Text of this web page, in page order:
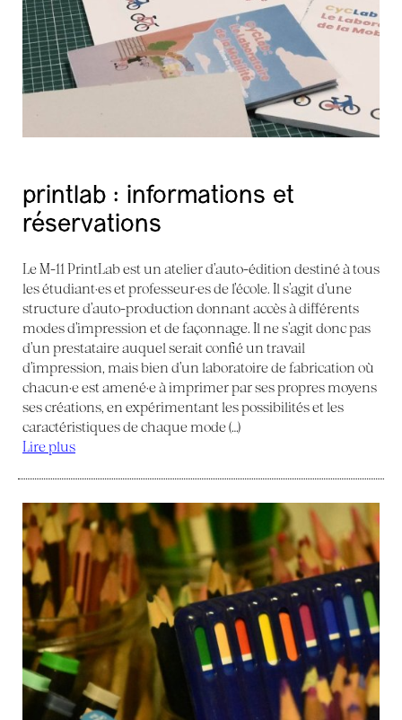
printlab : informations et
réservations
Le M-11 PrintLab est un atelier d’auto-édition destiné à tous
les étudiant·es et professeur·es de l’école. Il s’agit d’une
structure d’auto-production donnant accès à différents
modes d’impression et de façonnage. Il ne s’agit donc pas
d’un prestataire auquel serait confié un travail
d’impression, mais bien d’un laboratoire de fabrication où
chacun·e est amené·e à imprimer par ses propres moyens
ses créations, en expérimentant les possibilités et les
caractéristiques de chaque mode (…)
Lire plus